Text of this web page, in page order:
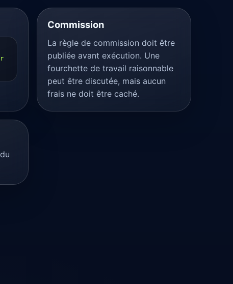
Commission
La règle de commission doit être
publiée avant exécution. Une
fourchette de travail raisonnable
peut être discutée, mais aucun
frais ne doit être caché.